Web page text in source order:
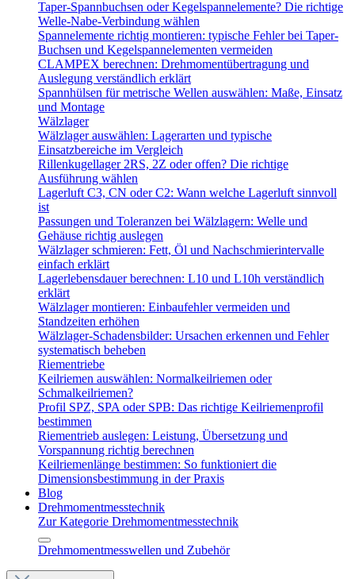
Taper-Spannbuchsen oder Kegelspannelemente? Die richtige
Welle-Nabe-Verbindung wählen
Spannelemente richtig montieren: typische Fehler bei Taper-
Buchsen und Kegelspannelementen vermeiden
CLAMPEX berechnen: Drehmomentübertragung und
Auslegung verständlich erklärt
Spannhülsen für metrische Wellen auswählen: Maße, Einsatz
und Montage
Wälzlager
Wälzlager auswählen: Lagerarten und typische
Einsatzbereiche im Vergleich
Rillenkugellager 2RS, 2Z oder offen? Die richtige
Ausführung wählen
Lagerluft C3, CN oder C2: Wann welche Lagerluft sinnvoll
ist
Passungen und Toleranzen bei Wälzlagern: Welle und
Gehäuse richtig auslegen
Wälzlager schmieren: Fett, Öl und Nachschmierintervalle
einfach erklärt
Lagerlebensdauer berechnen: L10 und L10h verständlich
erklärt
Wälzlager montieren: Einbaufehler vermeiden und
Standzeiten erhöhen
Wälzlager-Schadensbilder: Ursachen erkennen und Fehler
systematisch beheben
Riementriebe
Keilriemen auswählen: Normalkeilriemen oder
Schmalkeilriemen?
Profil SPZ, SPA oder SPB: Das richtige Keilriemenprofil
bestimmen
Riementrieb auslegen: Leistung, Übersetzung und
Vorspannung richtig berechnen
Keilriemenlänge bestimmen: So funktioniert die
Dimensionsbestimmung in der Praxis
Blog
Drehmomentmesstechnik
Zur Kategorie Drehmomentmesstechnik
Drehmomentmesswellen und Zubehör